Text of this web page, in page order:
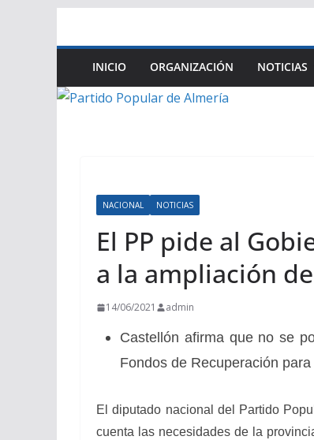
contenido
INICIO ORGANIZACIÓN NOTICIAS
NACIONAL NOTICIAS
El PP pide al
a la ampliación
14/06/2021 admin
Castellón afirma que no se
Fondos de Recuperación
El diputado nacional del Partido
cuenta las necesidades de la